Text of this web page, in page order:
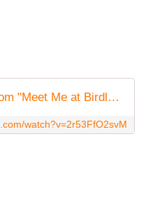
Too Marvelous for Words from "Meet Me at Birdland"
watch?v=2r53FfO2svM